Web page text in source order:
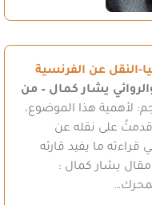
النقل عن الفرنسية
يشار كمال – من
لأهمية هذا الموضوع،
على نقله عن
قراءته ما يفيد قارئه
مقال يشار كمال :